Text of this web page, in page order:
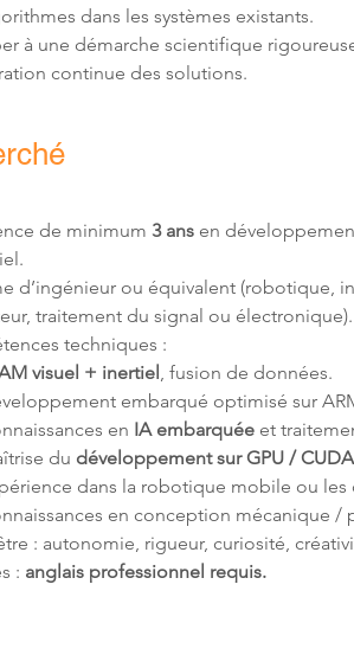
dans les systèmes existants.
à une démarche scientifique
continue des solutions.
de minimum 3 ans en
d’ingénieur ou équivalent (robotique,
traitement du signal ou électronique).
techniques :
visuel + inertiel, fusion de données.
embarqué optimisé sur
en IA embarquée et
du développement sur GPU / CUDA
dans la robotique mobile ou
en conception mécanique /
: autonomie, rigueur, curiosité,
: anglais professionnel requis.